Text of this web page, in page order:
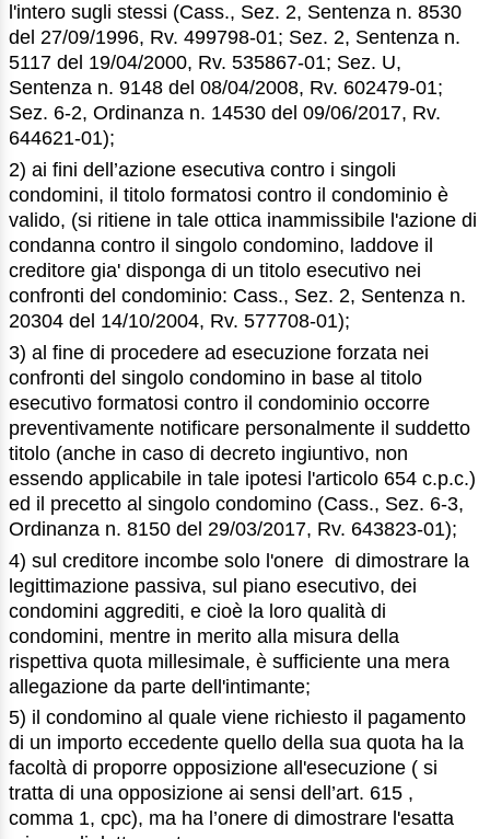
l'intero sugli stessi (Cass., Sez. 2, Sentenza n. 8530
del 27/09/1996, Rv. 499798-01; Sez. 2, Sentenza n.
5117 del 19/04/2000, Rv. 535867-01; Sez. U,
Sentenza n. 9148 del 08/04/2008, Rv. 602479-01;
Sez. 6-2, Ordinanza n. 14530 del 09/06/2017, Rv.
644621-01);
2) ai fini dell’azione esecutiva contro i singoli
condomini, il titolo formatosi contro il condominio è
valido, (si ritiene in tale ottica inammissibile l'azione di
condanna contro il singolo condomino, laddove il
creditore gia' disponga di un titolo esecutivo nei
confronti del condominio: Cass., Sez. 2, Sentenza n.
20304 del 14/10/2004, Rv. 577708-01);
3) al fine di procedere ad esecuzione forzata nei
confronti del singolo condomino in base al titolo
esecutivo formatosi contro il condominio occorre
preventivamente notificare personalmente il suddetto
titolo (anche in caso di decreto ingiuntivo, non
essendo applicabile in tale ipotesi l'articolo 654 c.p.c.)
ed il precetto al singolo condomino (Cass., Sez. 6-3,
Ordinanza n. 8150 del 29/03/2017, Rv. 643823-01);
4) sul creditore incombe solo l'onere di dimostrare la
legittimazione passiva, sul piano esecutivo, dei
condomini aggrediti, e cioè la loro qualità di
condomini, mentre in merito alla misura della
rispettiva quota millesimale, è sufficiente una mera
allegazione da parte dell'intimante;
5) il condomino al quale viene richiesto il pagamento
di un importo eccedente quello della sua quota ha la
facoltà di proporre opposizione all'esecuzione ( si
tratta di una opposizione ai sensi dell’art. 615 ,
comma 1, cpc), ma ha l’onere di dimostrare l'esatta